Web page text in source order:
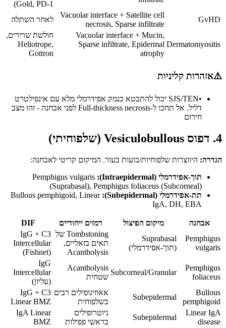
Gold, PD-1)
GvHD
Vacuolar interface + Satellite cell
necrosis, Sparse infiltrate
לאחר השתלה
Dermatomyositis
Vacuolar interface + Mucin,
Sparse infiltrate, Epidermal
atrophy
חולשת שרירים,
Heliotrope,
Gottron
⚠️אזהרות קליניות
•
SJS/TEN יכול להתבטא כנמק אפידרמלי מלא עם אינפילטרט
דליל. אל תחכו ל-Full-thickness necrosis לפני אבחנה - זהו מצב
חירום
4. דפוס Vesiculobullous (שלפוחיתי)
הגדרה: היווצרות שלפוחיות/בועות בעור. המיקום קריטי לאבחנה:
תוך-אפידרמלי (Intraepidermal):
Pemphigus vulgaris
(Suprabasal), Pemphigus foliaceus (Subcorneal)
תת-אפידרמלי (Subepidermal):
Bullous pemphigoid, Linear
IgA, DH, EBA
אבחנה מיקום הפיצול רמזים ייחודיים
DIF
Pemphigus
vulgaris
Suprabasal
(תוך-אפידרמלי)
Tombstoning של
תאים בזאליים,
Acantholysis
IgG + C3
Intercellular
(Fishnet)
Pemphigus
foliaceus
Subcorneal/Granular
Acantholysis
שטחית
IgG
Intercellular
(עליון)
Bullous
pemphigoid
Subepidermal
אאוזינופילים רבים
בשלפוחית
IgG + C3
Linear BMZ
Linear IgA
disease
Subepidermal
ניוטרופילים
בראשי פפילות
IgA Linear
BMZ